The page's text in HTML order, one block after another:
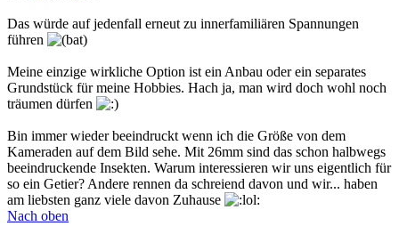
Das würde auf jedenfall erneut zu innerfamiliären Spannungen
führen
Meine einzige wirkliche Option ist ein Anbau oder ein separates
Grundstück für meine Hobbies. Hach ja, man wird doch wohl noch
träumen dürfen
Bin immer wieder beeindruckt wenn ich die Größe von dem
Kameraden auf dem Bild sehe. Mit 26mm sind das schon halbwegs
beeindruckende Insekten. Warum interessieren wir uns eigentlich für
so ein Getier? Andere rennen da schreiend davon und wir... haben
am liebsten ganz viele davon Zuhause
Nach oben